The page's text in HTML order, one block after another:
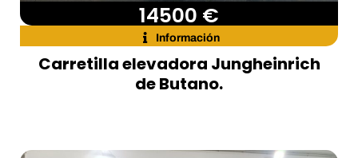
14500 €
Información
Carretilla elevadora Jungheinrich
de Butano.